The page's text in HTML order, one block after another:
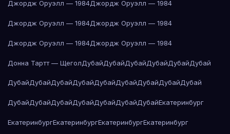
Джордж Оруэлл — 1984Джордж Оруэлл — 1984
Джордж Оруэлл — 1984Джордж Оруэлл — 1984
Джордж Оруэлл — 1984Джордж Оруэлл — 1984
Донна Тартт — ЩеголДубайДубайДубайДубайДубайДубай
ДубайДубайДубайДубайДубайДубайДубайДубайДубай
ДубайДубайДубайДубайДубайДубайДубайЕкатеринбург
ЕкатеринбургЕкатеринбургЕкатеринбургЕкатеринбург